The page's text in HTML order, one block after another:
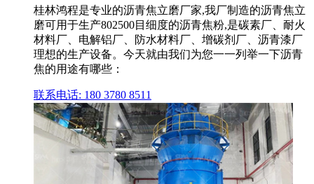
桂林鸿程是专业的沥青焦立磨厂家,我厂制造的沥青焦立
磨可用于生产802500目细度的沥青焦粉,是碳素厂、耐火
材料厂、电解铝厂、防水材料厂、增碳剂厂、沥青漆厂
理想的生产设备。今天就由我们为您一一列举一下沥青
焦的用途有哪些：
联系电话: 180 3780 8511